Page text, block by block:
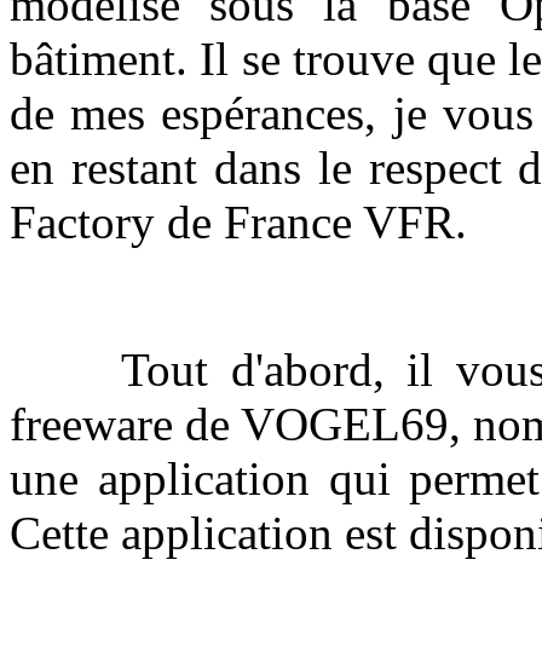
bâtiment. Il se trouve que
de mes espérances, je
en restant dans le respect
Factory de France VFR.
Tout d'abord, il vous
freeware de VOGEL69,
une application qui
Cette application est